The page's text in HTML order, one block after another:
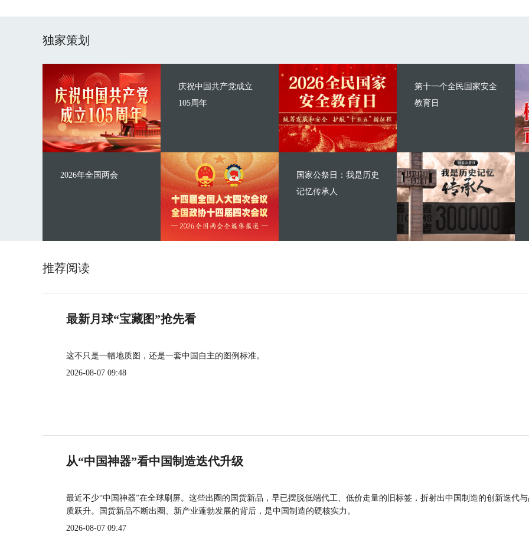
独家策划
庆祝中国共产党成立
105周年
2026年全国两会
第十一个全民国家安全
教育日
国家公祭日：我是历史
记忆传承人
推荐阅读
最新月球“宝藏图”抢先看
这不只是一幅地质图，还是一套中国自主的图例标准。
2026-08-07 09:48
从“中国神器”看中国制造迭代升级
最近不少“中国神器”在全球刷屏。这些出圈的国货新品，早已摆脱低端代工、低价走量的旧标签，折射出中国制造的创新迭代
质跃升。国货新品不断出圈、新产业蓬勃发展的背后，是中国制造的硬核实力。
2026-08-07 09:47